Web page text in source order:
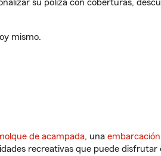
su póliza con coberturas,
mismo.
de acampada, una embarcación
recreativas que puede